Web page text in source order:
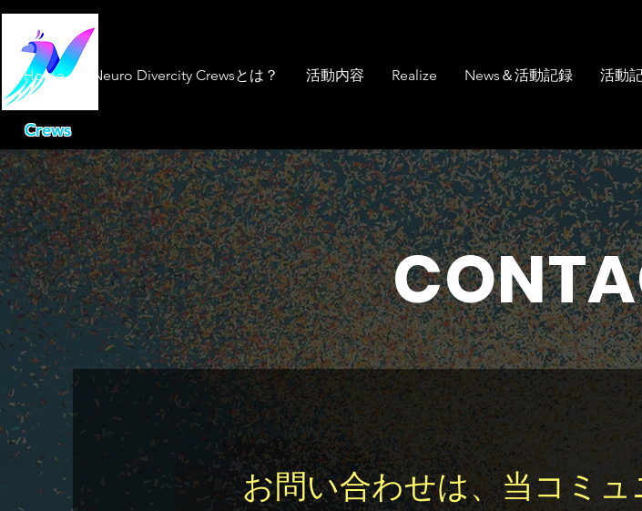
Crews
Home Neuro Divercity Crewsとは？ 活動内容 Realize News＆活動記録 活動
お問い合わせは、当コミュ